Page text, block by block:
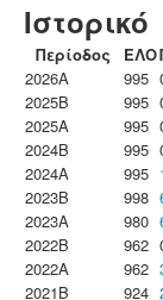
Ιστορικό
Περίοδος ΕΛΟ
2026A
995
2025B
995
2025A
995
2024B
995
2024A
995
2023B
998
2023Α
980
2022B
962
2022A
962
2021B
924